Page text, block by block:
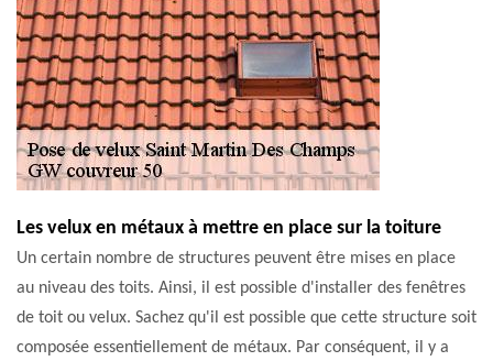
Les velux en métaux à mettre en place sur la toiture
Un certain nombre de structures peuvent être mises en place
au niveau des toits. Ainsi, il est possible d'installer des fenêtres
de toit ou velux. Sachez qu'il est possible que cette structure soit
composée essentiellement de métaux. Par conséquent, il y a